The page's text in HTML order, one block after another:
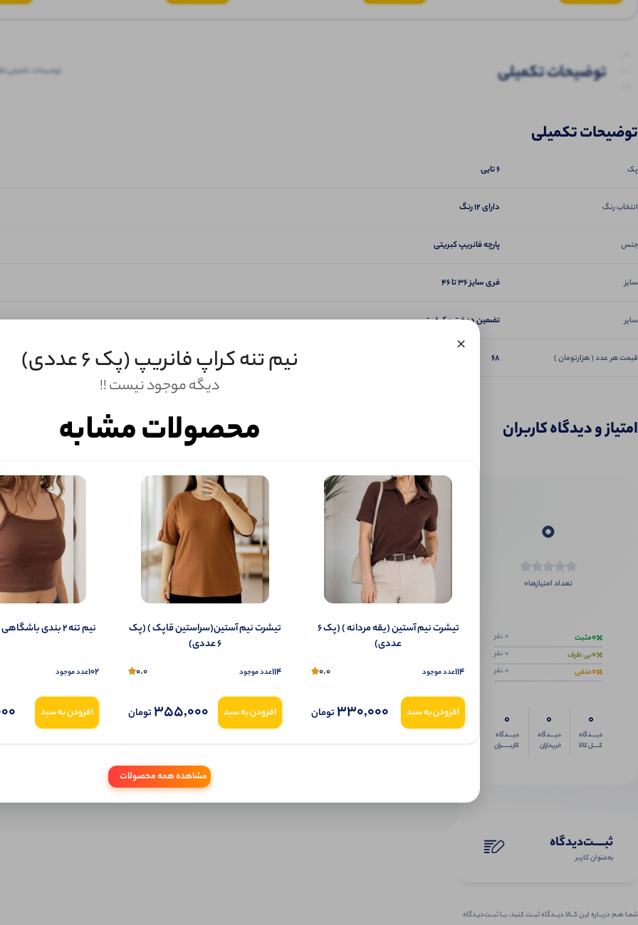
توضیحات تکمیلی
توضیحات تکمیلی
توضیحات تکمیلی
پک 6 تایی
انتخاب رنگ دارای 12 رنگ
جنس پارچه فانریپ کبریتی
سایز فری سایز ۳۶ تا ۴۶
سایر تضمین دوخت و کیفیت
قیمت هر عدد ( هزارتومان ) 68
امتیاز و دیدگاه کاربران
0
تعداد امتیازها0
0مثبت 0 نفر
0بی طرف 0 نفر
0منفی 0 نفر
0
دیــــدگاه
کــــل کالا
0
دیــــدگاه
خریداران
0
دیــــدگاه
کاربـــــران
ثبـــــت‌دیدگاه
به‌عنوان کاربر
شمـا هـم دربـاره ایـن کــالا دیــدگاه ثبــت کنید، بــا ثبــت‌دیـدگاه
ثبـــــت‌دیدگاه
به‌عنوان کاربر
شما هم می‌توانید در مورد این کالا نظر دهید.
تمایل می‌توانید به صورت ناشناس نیز دیدگاه خود را ثبت کنید.
× نیم تنه کراپ فانریپ (پک 6 عددی)
دیگه موجود نیست !!
محصولات مشابه
تیشرت نیم آستین (یقه مردانه ) (پک 6
عددی)
114عدد موجود 0.0
افزودن به سبد 330,000تومان
تیشرت نیم آستین(سراستین قاپک ) (پک
6 عددی)
114عدد موجود 0.0
افزودن به سبد 355,000تومان
نیم تنه ۲ بندی باشگاهی (پک 6 عددی)
102عدد موجود
افزودن به سبد
مشاهده همه محصولات